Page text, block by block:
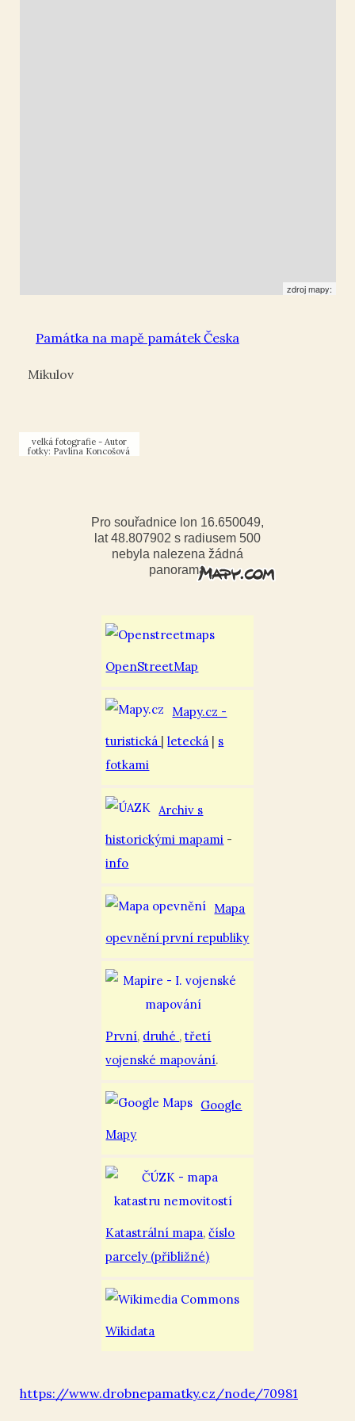
zdroj mapy:
Památka na mapě památek Česka
Mikulov
Autor
fotky: Pavlína Koncošová
Pro souřadnice lon 16.650049,
lat 48.807902 s radiusem 500
nebyla nalezena žádná
panorama
OpenStreetMap
Mapy.cz -
turistická |letecká | s
fotkami
Archiv s
historickými mapami -
info
Mapa
opevnění první republiky
První, druhé ,třetí
vojenské mapování.
Google
Mapy
Katastrální mapa,číslo
parcely (přibližné)
Wikidata
https://www.drobnepamatky.cz/node/70981